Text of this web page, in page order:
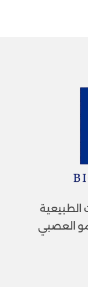
الطبيعية
العصبي